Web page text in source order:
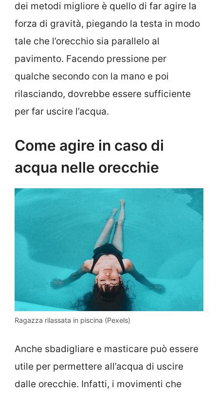
dei metodi migliore è quello di far agire la
forza di gravità, piegando la testa in modo
tale che l’orecchio sia parallelo al
pavimento. Facendo pressione per
qualche secondo con la mano e poi
rilasciando, dovrebbe essere sufficiente
per far uscire l’acqua.
Come agire in caso di
acqua nelle orecchie
Ragazza rilassata in piscina (Pexels)
Anche sbadigliare e masticare può essere
utile per permettere all’acqua di uscire
dalle orecchie. Infatti, i movimenti che